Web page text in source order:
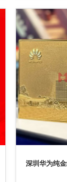
深圳华为纯